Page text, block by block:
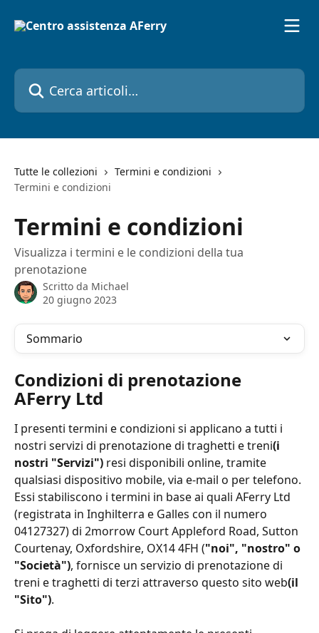
Cerca articoli…
Tutte le collezioni
Termini e condizioni
Termini e condizioni
Termini e condizioni
Visualizza i termini e le condizioni della tua
prenotazione
Scritto da Michael
20 giugno 2023
Sommario
Condizioni di prenotazione
AFerry Ltd
I presenti termini e condizioni si applicano a tutti i
nostri servizi di prenotazione di traghetti e treni(i
nostri "Servizi") resi disponibili online, tramite
qualsiasi dispositivo mobile, via e-mail o per telefono.
Essi stabiliscono i termini in base ai quali AFerry Ltd
(registrata in Inghilterra e Galles con il numero
04127327) di 2morrow Court Appleford Road, Sutton
Courtenay, Oxfordshire, OX14 4FH ("noi", "nostro" o
"Società"), fornisce un servizio di prenotazione di
treni e traghetti di terzi attraverso questo sito web(il
"Sito").